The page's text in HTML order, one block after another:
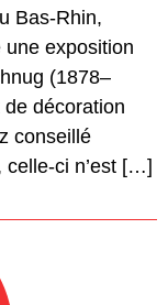
Bas-Rhin,
exposition
(1878–
de décoration
conseillé
celle-ci n’est […]